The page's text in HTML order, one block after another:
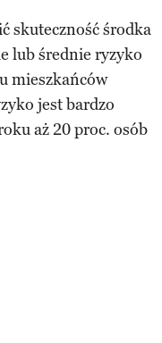
skuteczność środka
lub średnie ryzyko
mieszkańców
jest bardzo
aż 20 proc. osób